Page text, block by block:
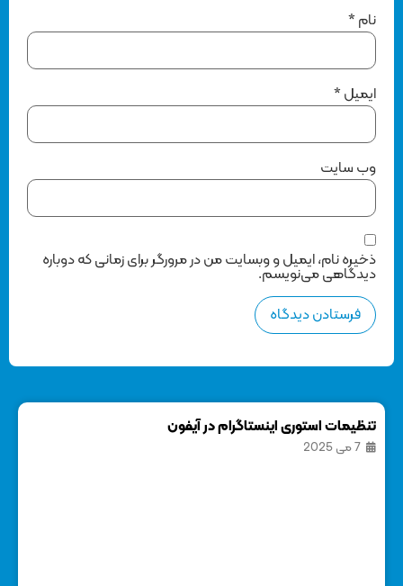
*
ایمیل*
وب‌ سایت
ذخیره نام، ایمیل و وبسایت من در مرورگر برای زمانی که دوباره
دیدگاهی می‌نویسم.
تنظیمات استوری اینستاگرام در آیفون